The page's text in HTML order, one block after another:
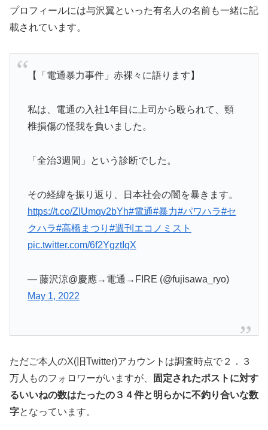
プロフィールには与沢翼といった有名人の名前も一緒に記
載されています。
【「電通暴力事件」赤裸々に語ります】
私は、電通の入社1年目に上司から殴られて、頸
椎損傷の怪我を負いました。
「全治3週間」という診断でした。
その経緯を振り返り、日本社会の闇を暴きます。
https://t.co/ZIUmqv2bYh#電通#暴力#パワハラ#セ
クハラ#高橋まつり #週刊エコノミスト
pic.twitter.com/6f2YgztIqX
— 藤沢涼@慶應→電通→FIRE (@fujisawa_ryo)
May 1, 2022
ただご本人のX(旧Twitter)アカウントは調査時点で２．３
万人ものフォロワーがいますが、
固定されたポストに対す
るいいねの数はたったの３４件と明らかに不釣り合いな数
字となっています。